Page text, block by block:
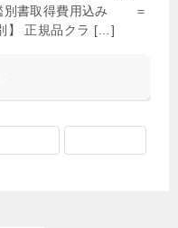
別書取得費用込み ＝
】 正規品クラ […]